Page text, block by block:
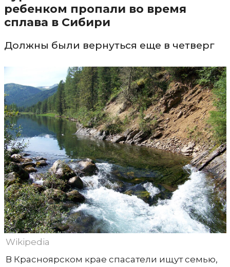
ребенком пропали во время
сплава в Сибири
Должны были вернуться еще в четверг
Wikipedia
В Красноярском крае спасатели ищут семью,